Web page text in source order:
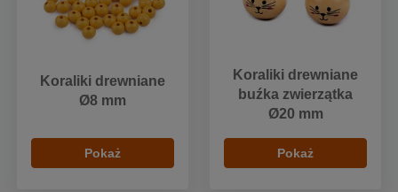
Koraliki drewniane
Ø8 mm
Pokaż
Koraliki drewniane
buźka zwierzątka
Ø20 mm
Pokaż